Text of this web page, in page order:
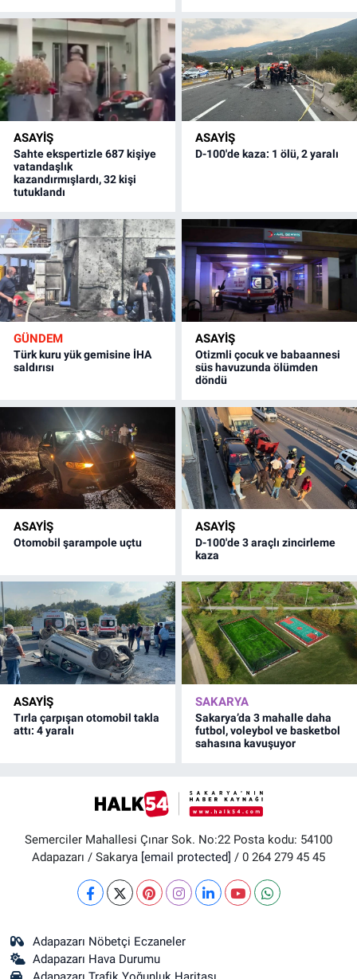
ASAYİŞ
Sahte ekspertizle 687 kişiye
vatandaşlık
kazandırmışlardı, 32 kişi
tutuklandı
ASAYİŞ
D-100'de kaza: 1 ölü, 2 yaralı
GÜNDEM
Türk kuru yük gemisine İHA
saldırısı
ASAYİŞ
Otizmli çocuk ve babaannesi
süs havuzunda ölümden
döndü
ASAYİŞ
Otomobil şarampole uçtu
ASAYİŞ
D-100'de 3 araçlı zincirleme
kaza
ASAYİŞ
Tırla çarpışan otomobil takla
attı: 4 yaralı
SAKARYA
Sakarya’da 3 mahalle daha
futbol, voleybol ve basketbol
sahasına kavuşuyor
Semerciler Mahallesi Çınar Sok. No:22 Posta kodu: 54100
Adapazarı / Sakarya [email protected] / 0 264 279 45 45
Adapazarı Nöbetçi Eczaneler
Adapazarı Hava Durumu